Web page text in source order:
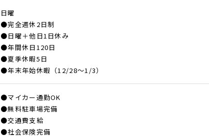
日曜
●完全週休2日制
●日曜＋他日1日休み
●年間休日120日
●夏季休暇5日
●年末年始休暇（12/28～1/3）
●マイカー通勤OK
●無料駐車場完備
●交通費支給
●社会保険完備